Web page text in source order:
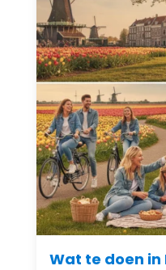
Wat te doen